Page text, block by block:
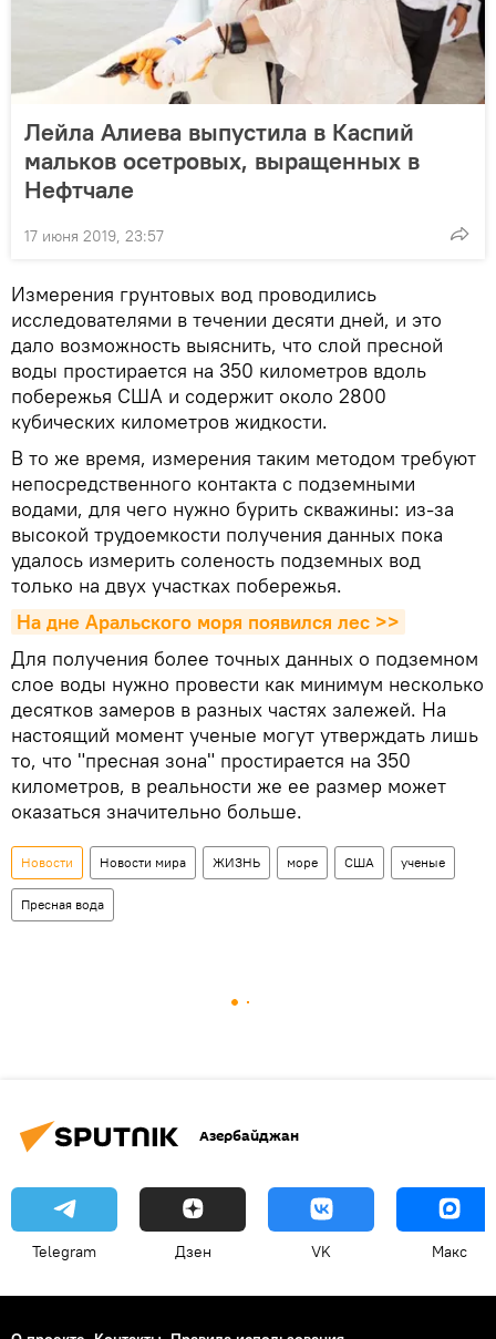
Лейла Алиева выпустила в Каспий
мальков осетровых, выращенных в
Нефтчале
17 июня 2019, 23:57
Измерения грунтовых вод проводились
исследователями в течении десяти дней, и это
дало возможность выяснить, что слой пресной
воды простирается на 350 километров вдоль
побережья США и содержит около 2800
кубических километров жидкости.
В то же время, измерения таким методом требуют
непосредственного контакта с подземными
водами, для чего нужно бурить скважины: из-за
высокой трудоемкости получения данных пока
удалось измерить соленость подземных вод
только на двух участках побережья.
На дне Аральского моря появился лес >>
Для получения более точных данных о подземном
слое воды нужно провести как минимум несколько
десятков замеров в разных частях залежей. На
настоящий момент ученые могут утверждать лишь
то, что "пресная зона" простирается на 350
километров, в реальности же ее размер может
оказаться значительно больше.
Новости Новости мира ЖИЗНЬ море США ученые
Пресная вода
Азербайджан
Telegram Дзен VK Макс